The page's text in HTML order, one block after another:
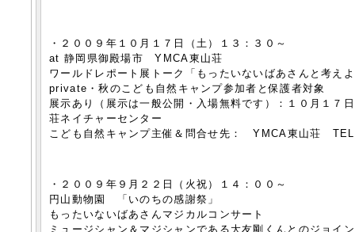
・２００９年１０月１７日（土）１３：３０～
at 静岡県御殿場市 YMCA東山荘
ワールドレポート展トーク「もったいないばあさんと考え
private・秋のこども自然キャンプ参加者と保護者対象
展示あり（展示は一般公開・入場無料です）：１０月１７
荘ネイチャーセンター
こども自然キャンプ主催＆問合せ先： YMCA東山荘 TEL
・２００９年９月２２日（火祝）１４：００～
円山動物園 「いのちの感謝祭」
もったいないばあさんマジカルコンサート
ミュージシャン＆マジシャンである大友剛くんとのジョイ